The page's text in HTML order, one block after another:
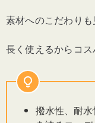
素材へのこだわりも
長く使えるからコス
撥水性、耐